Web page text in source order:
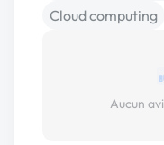
Cloud computing
Aucun